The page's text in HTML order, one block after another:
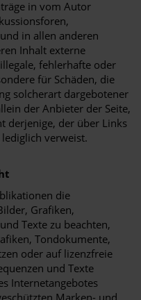
in vom Autor
in allen anderen
Inhalt externe
fehlerhafte oder
für Schäden, die
solcherart dargebotener
der Anbieter der Seite,
derjenige, der über Links
verweist.
die
Grafiken,
Texte zu beachten,
Tondokumente,
oder auf lizenzfreie
und Texte
Internetangebotes
Marken- und